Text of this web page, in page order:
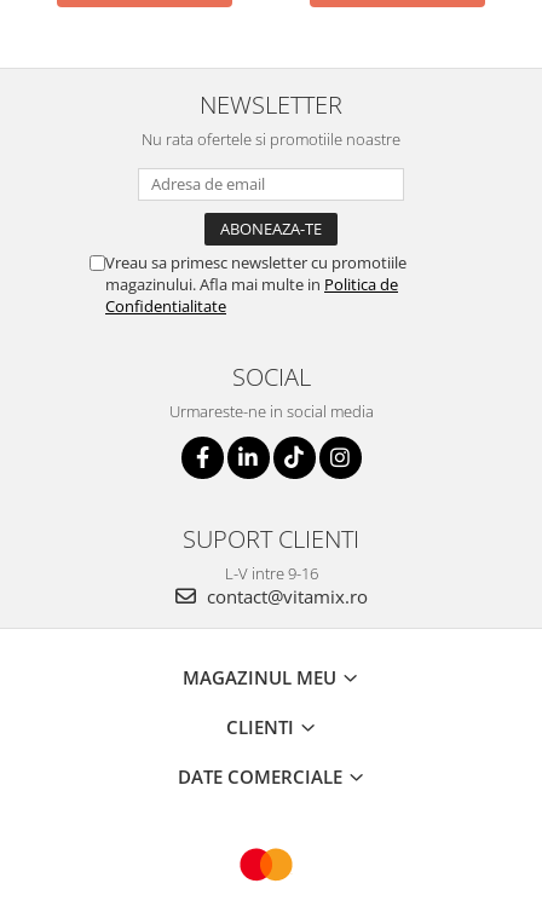
NEWSLETTER
Nu rata ofertele si promotiile noastre
Vreau sa primesc newsletter cu promotiile
magazinului. Afla mai multe in Politica de
Confidentialitate
SOCIAL
Urmareste-ne in social media
SUPORT CLIENTI
L-V intre 9-16
contact@vitamix.ro
MAGAZINUL MEU
CLIENTI
DATE COMERCIALE